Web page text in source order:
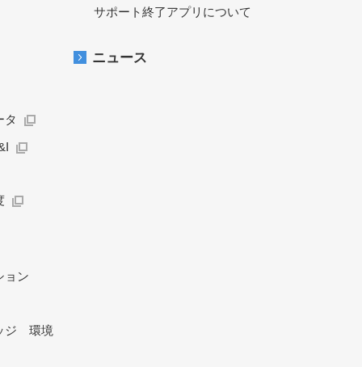
タ
ョン
ジ 環境
サポート終了アプリについて
ニュース